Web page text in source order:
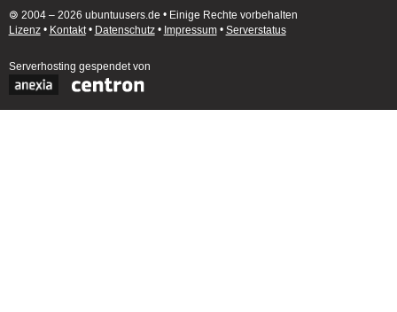
🄯 2004 – 2026 ubuntuusers.de • Einige Rechte vorbehalten
Lizenz• Kontakt• Datenschutz• Impressum• Serverstatus
Serverhosting gespendet von